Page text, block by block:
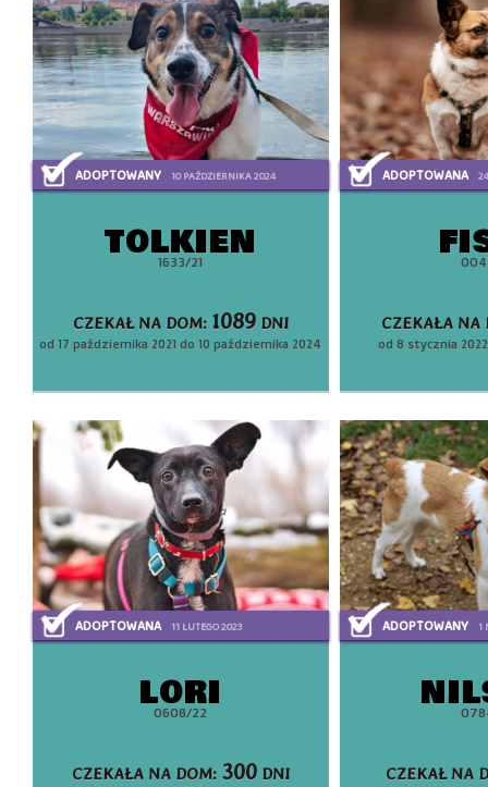
ADOPTOWANY 10 PAŹDZIERNIKA 2024
TOLKIEN
1633/21
CZEKAŁ NA DOM: 1089DNI
od 17 października 2021 do 10 października 2024
ADOPTOWANA
CZEKAŁA NA
od 8 stycznia
ADOPTOWANA 11 LUTEGO 2023
LORI
0608/22
CZEKAŁA NA DOM: 300DNI
ADOPTOWANY
CZEKAŁ NA